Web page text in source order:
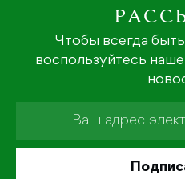
Чтобы всегда
воспользуйтесь